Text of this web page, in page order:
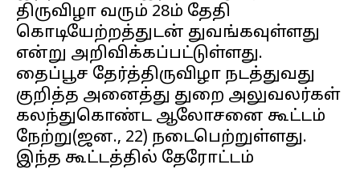
திருவிழா வரும் 28ம் தேதி
கொடியேற்றத்துடன் துவங்கவுள்ளது
என்று அறிவிக்கப்பட்டுள்ளது.
தைப்பூச தேர்த்திருவிழா நடத்துவது
குறித்த அனைத்து துறை அலுவலர்கள்
கலந்துகொண்ட ஆலோசனை கூட்டம்
நேற்று(ஜன., 22) நடைபெற்றுள்ளது.
இந்த கூட்டத்தில் தேரோட்டம்